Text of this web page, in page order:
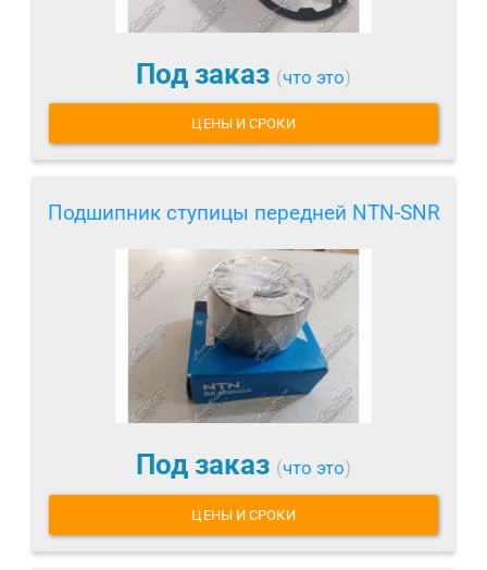
Под заказ (что это)
ЦЕНЫ И СРОКИ
Подшипник ступицы передней NTN-SNR
Под заказ (что это)
ЦЕНЫ И СРОКИ